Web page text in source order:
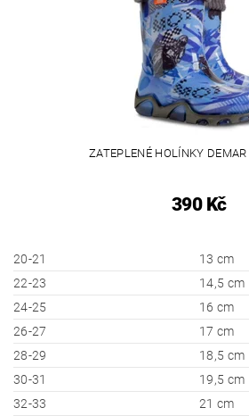
ZATEPLENÉ HOLÍNKY
390 Kč
20-21
13 cm
22-23
14,5 cm
24-25
16 cm
26-27
17 cm
28-29
18,5 cm
30-31
19,5 cm
32-33
21 cm